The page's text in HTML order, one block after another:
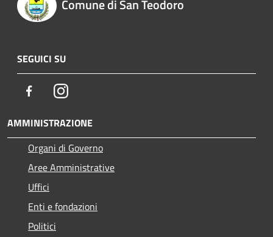
Comune di San Teodoro
SEGUICI SU
FacebookInstagram
AMMINISTRAZIONE
Organi di Governo
Aree Amministrative
Uffici
Enti e fondazioni
Politici